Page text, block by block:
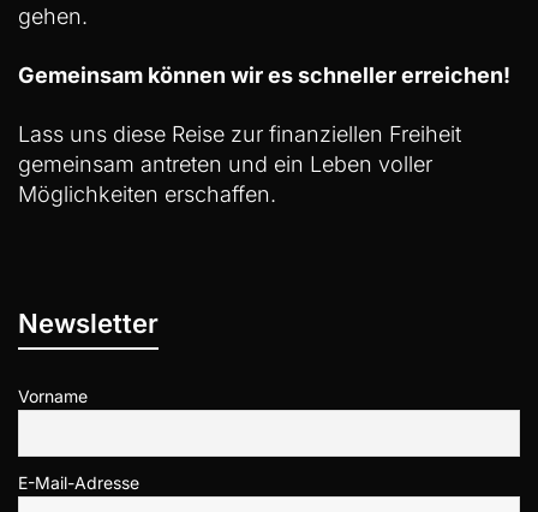
gehen.
Gemeinsam können wir es schneller erreichen!
Lass uns diese Reise zur finanziellen Freiheit
gemeinsam antreten und ein Leben voller
Möglichkeiten erschaffen.
Newsletter
Vorname
E-Mail-Adresse